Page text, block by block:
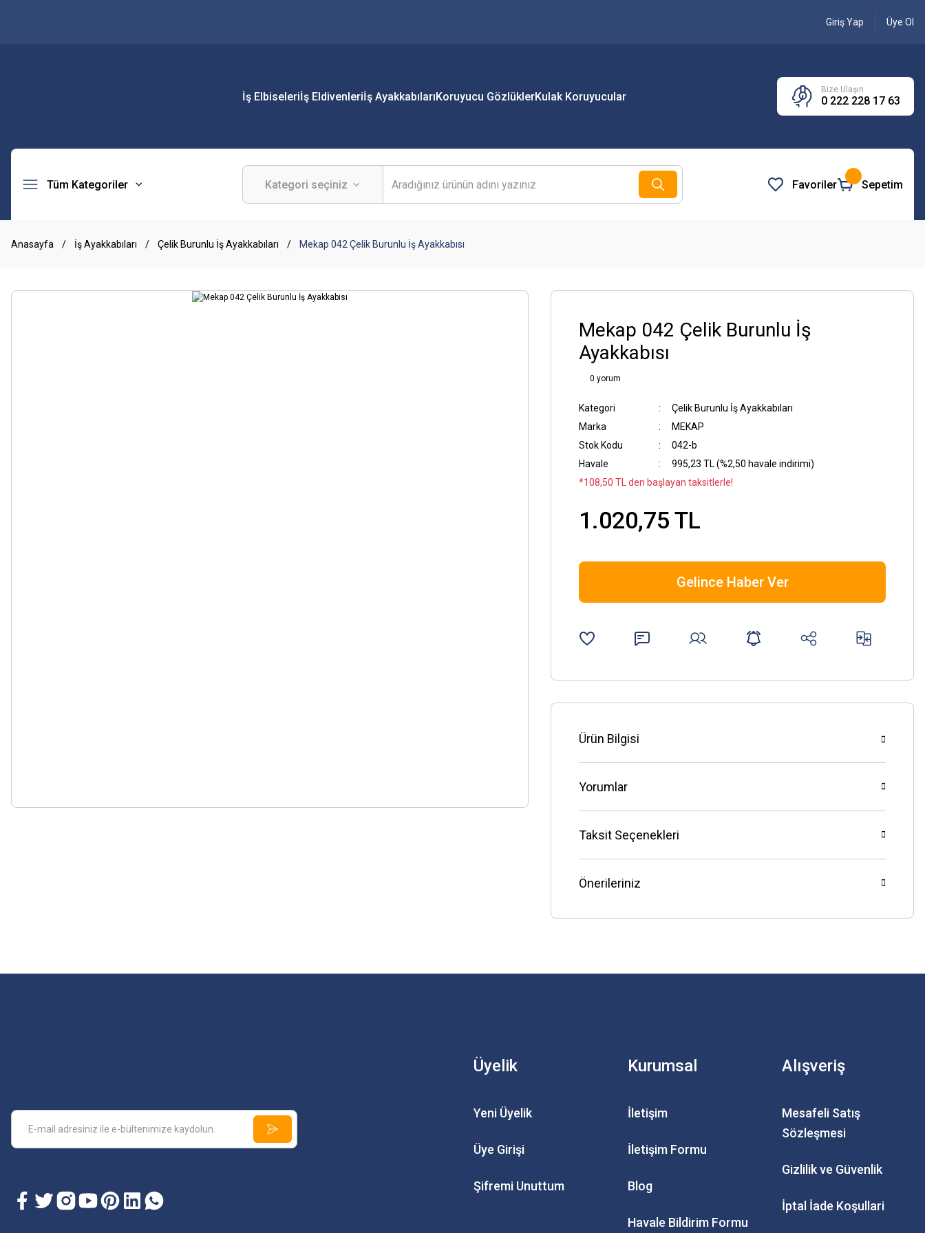
Giriş Yap Üye Ol
İş Elbiseleriİş Eldivenleriİş AyakkabılarıKoruyucu GözlüklerKulak Koruyucular
Bize Ulaşın
0 222 228 17 63
Tüm Kategoriler Favoriler Sepetim
Anasayfa İş Ayakkabıları Çelik Burunlu İş Ayakkabıları Mekap 042 Çelik Burunlu İş Ayakkabısı
Mekap 042 Çelik Burunlu İş
Ayakkabısı
0 yorum
Kategori
Çelik Burunlu İş Ayakkabıları
Marka
MEKAP
Stok Kodu
042-b
Havale
995,23 TL (%2,50 havale indirimi)
*108,50 TL den başlayan taksitlerle!
1.020,75 TL
Gelince Haber Ver
Ürün Bilgisi
Yorumlar
Taksit Seçenekleri
Önerileriniz
Üyelik
Yeni Üyelik
Üye Girişi
Şifremi Unuttum
Kurumsal
İletişim
İletişim Formu
Blog
Havale Bildirim Formu
Alışveriş
Mesafeli Satış
Sözleşmesi
Gizlilik ve Güvenlik
İptal İade Koşullari